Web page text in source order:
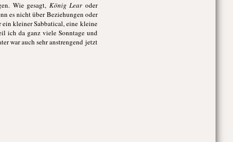
Wie gesagt, König Learoder
es nicht über Beziehungen oder
ein kleiner Sabbatical, eine kleine
ich da ganz viele Sonntage und
war auch sehr anstrengend jetzt